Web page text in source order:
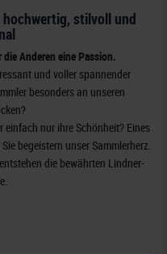
hochwertig, stilvoll und
Anderen eine Passion.
und voller spannender
besonders an unseren
einfach nur ihre Schönheit? Eines
begeistern unser Sammlerherz.
die bewährten Lindner-